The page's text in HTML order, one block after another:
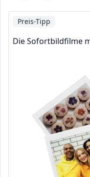
Preis-Tipp
Die Sofortbildfilme